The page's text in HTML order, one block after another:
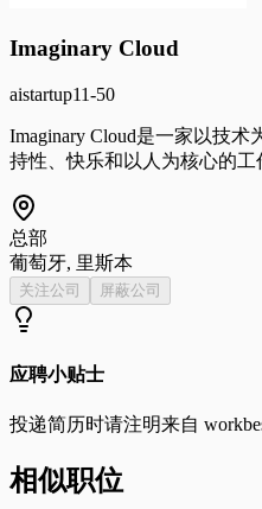
Imaginary Cloud
aistartup11-50
Imaginary Cloud是一家以技
持性、快乐和以人为核心的工
总部
葡萄牙, 里斯本
关注公司 屏蔽公司
应聘小贴士
投递简历时请注明来自
相似职位